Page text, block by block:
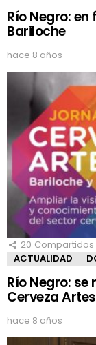
Río Negro:
Bariloche
hace 8 años
20 Compartidos
ACTUALIDAD
Río Negro:
Cerveza
hace 8 años